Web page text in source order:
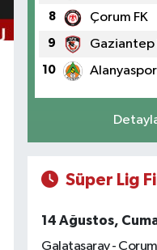
8 Çorum FK
9 Gaziantep
10 Alanyaspor
Süper Lig
14 Ağustos,
Galatasaray - Çorum